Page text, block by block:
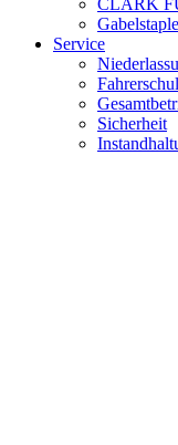
Service
Sicherheit